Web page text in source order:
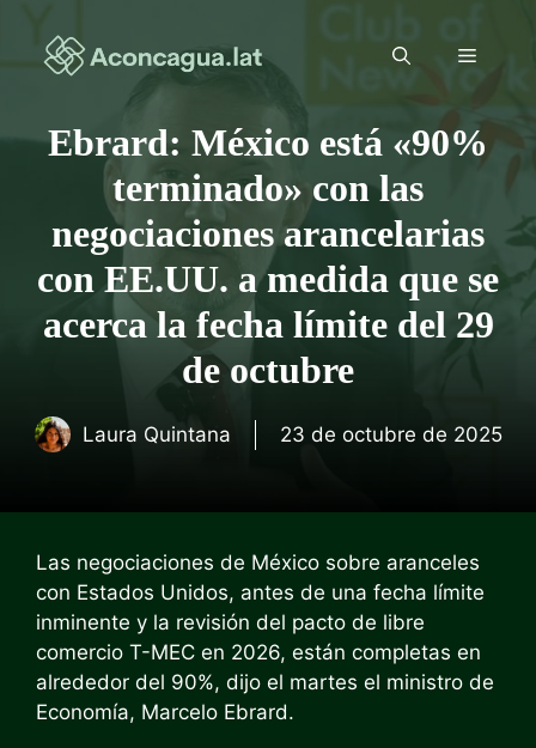
contenido
Menú
Ebrard: México está «90%
terminado» con las
negociaciones arancelarias
con EE.UU. a medida que se
acerca la fecha límite del 29
de octubre
Laura Quintana 23 de octubre de 2025
Las negociaciones de México sobre aranceles
con Estados Unidos, antes de una fecha límite
inminente y la revisión del pacto de libre
comercio T-MEC en 2026, están completas en
alrededor del 90%, dijo el martes el ministro de
Economía, Marcelo Ebrard.